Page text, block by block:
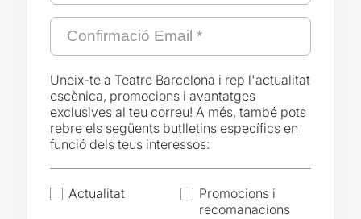
Uneix-te a Teatre Barcelona i rep l'actualitat
escènica, promocions i avantatges
exclusives al teu correu! A més, també pots
rebre els següents butlletins específics en
funció dels teus interessos:
Actualitat
Promocions i
recomanacions